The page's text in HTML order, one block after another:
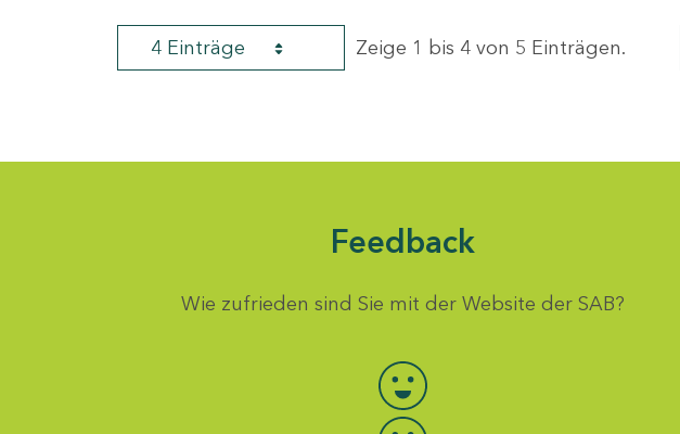
4 Einträge Zeige 1 bis 4 von 5 Einträgen.
Feedback
Wie zufrieden sind Sie mit der Website der SAB?
Bewertung auswählen